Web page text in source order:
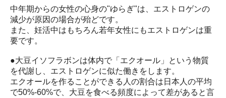
中年期からの女性の心身の"ゆらぎ"は、エストロゲンの
減少が原因の場合が殆どです。
また、妊活中はもちろん若年女性にもエストロゲンは重
要です。
●大豆イソフラボンは体内で「エクオール」という物質
を代謝し、エストロゲンに似た働きをします。
エクオールを作ることができる人の割合は日本人の平均
で50%-60%で、大豆を食べる頻度によって差があると言